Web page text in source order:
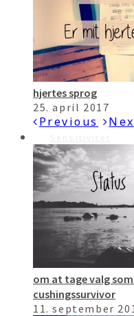
hjertes sprog
25. april 2017
Previous
om at tage valg
cushingssurvivor
11. september